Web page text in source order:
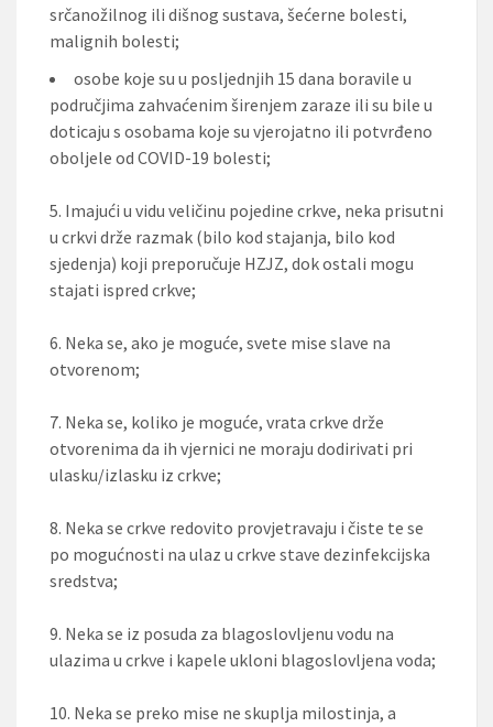
srčanožilnog ili dišnog sustava, šećerne bolesti,
malignih bolesti;
osobe koje su u posljednjih 15 dana boravile u
područjima zahvaćenim širenjem zaraze ili su bile u
doticaju s osobama koje su vjerojatno ili potvrđeno
oboljele od COVID-19 bolesti;
5. Imajući u vidu veličinu pojedine crkve, neka prisutni
u crkvi drže razmak (bilo kod stajanja, bilo kod
sjedenja) koji preporučuje HZJZ, dok ostali mogu
stajati ispred crkve;
6. Neka se, ako je moguće, svete mise slave na
otvorenom;
7. Neka se, koliko je moguće, vrata crkve drže
otvorenima da ih vjernici ne moraju dodirivati pri
ulasku/izlasku iz crkve;
8. Neka se crkve redovito provjetravaju i čiste te se
po mogućnosti na ulaz u crkve stave dezinfekcijska
sredstva;
9. Neka se iz posuda za blagoslovljenu vodu na
ulazima u crkve i kapele ukloni blagoslovljena voda;
10. Neka se preko mise ne skuplja milostinja, a